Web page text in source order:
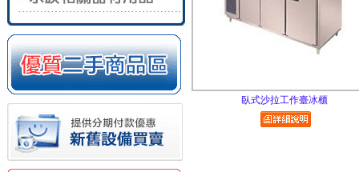
臥式沙拉工作臺冰櫃